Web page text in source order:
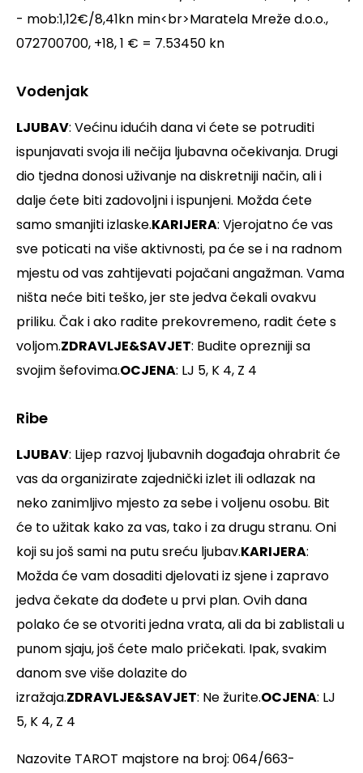
- mob:1,12€/8,41kn min<br>Maratela Mreže d.o.o.,
072700700, +18, 1 € = 7.53450 kn
Vodenjak
LJUBAV: Većinu idućih dana vi ćete se potruditi
ispunjavati svoja ili nečija ljubavna očekivanja. Drugi
dio tjedna donosi uživanje na diskretniji način, ali i
dalje ćete biti zadovoljni i ispunjeni. Možda ćete
samo smanjiti izlaske.KARIJERA: Vjerojatno će vas
sve poticati na više aktivnosti, pa će se i na radnom
mjestu od vas zahtijevati pojačani angažman. Vama
ništa neće biti teško, jer ste jedva čekali ovakvu
priliku. Čak i ako radite prekovremeno, radit ćete s
voljom.ZDRAVLJE&SAVJET: Budite oprezniji sa
svojim šefovima.OCJENA: LJ 5, K 4, Z 4
Ribe
LJUBAV: Lijep razvoj ljubavnih događaja ohrabrit će
vas da organizirate zajednički izlet ili odlazak na
neko zanimljivo mjesto za sebe i voljenu osobu. Bit
će to užitak kako za vas, tako i za drugu stranu. Oni
koji su još sami na putu sreću ljubav.KARIJERA:
Možda će vam dosaditi djelovati iz sjene i zapravo
jedva čekate da dođete u prvi plan. Ovih dana
polako će se otvoriti jedna vrata, ali da bi zablistali u
punom sjaju, još ćete malo pričekati. Ipak, svakim
danom sve više dolazite do
izražaja.ZDRAVLJE&SAVJET: Ne žurite.OCJENA: LJ
5, K 4, Z 4
Nazovite TAROT majstore na broj: 064/663-